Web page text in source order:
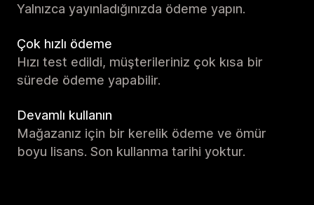
Yalnızca yayınladığınızda ödeme yapın.
Çok hızlı ödeme
Hızı test edildi, müşterileriniz çok kısa bir
sürede ödeme yapabilir.
Devamlı kullanın
Mağazanız için bir kerelik ödeme ve ömür
boyu lisans. Son kullanma tarihi yoktur.